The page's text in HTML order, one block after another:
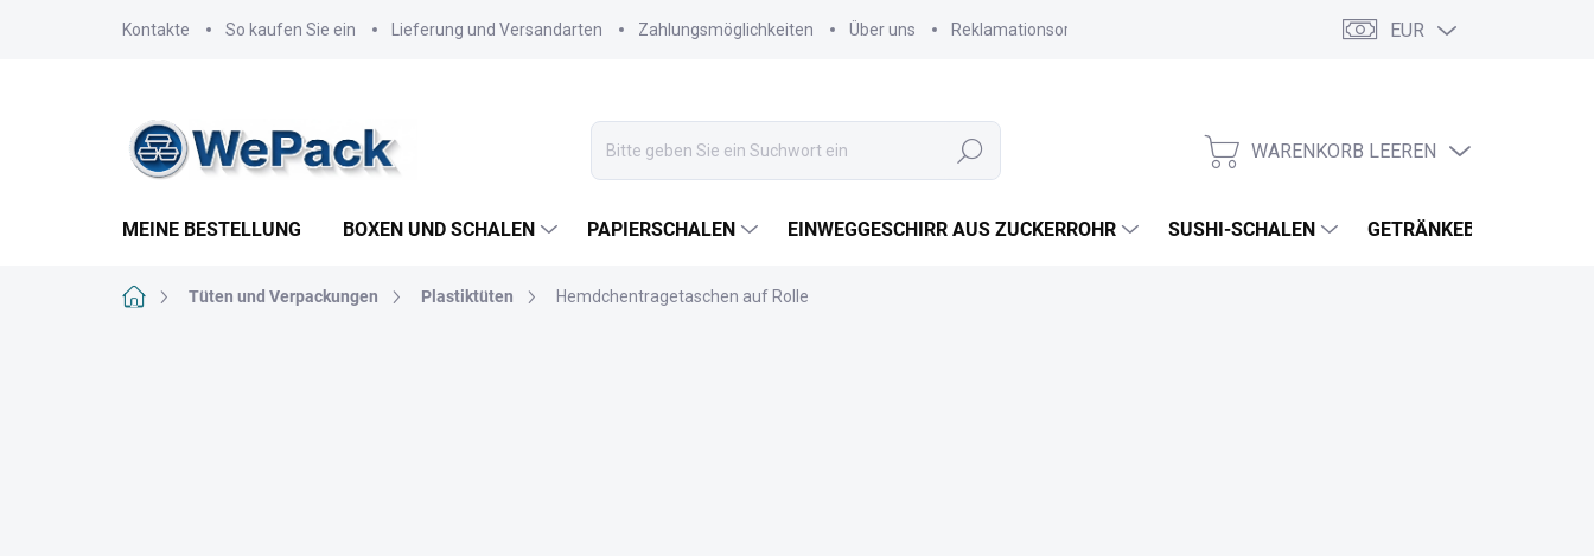
Kontakte So kaufen Sie ein Lieferung und Versandarten Zahlungsmöglichkeiten Über uns Reklamationsordnung Allgemeine Geschäftsbedingungen GDPR
EUR
Suchen WARENKORB
WARENKORB LEEREN
MEINE BESTELLUNG BOXEN UND SCHALEN PAPIERSCHALEN EINWEGGESCHIRR AUS ZUCKERROHR SUSHI-SCHALEN GETRÄNKEBECHER
StartseiteTüten und Verpackungen Plastiktüten Hemdchentragetaschen auf Rolle